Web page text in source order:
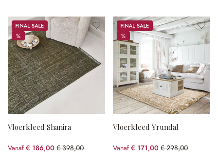
Sale
%
%
Vloerkleed Shanira
Vanaf € 186,00 € 398,00
(53.27% gespart)
Sale
%
%
Vloerkleed Yrundal
Vanaf € 171,00 € 298,00
(42.62% gespart)